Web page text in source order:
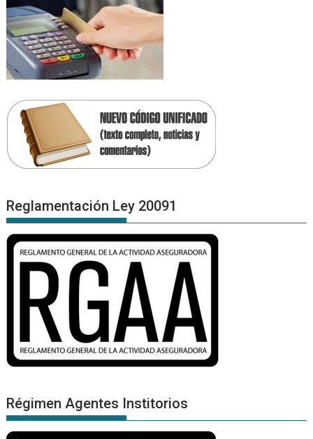
Reglamentación Ley 20091
Régimen Agentes Institorios